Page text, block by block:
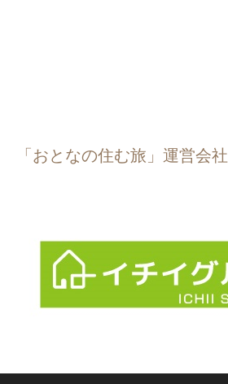
「おとなの住む旅」運営会社